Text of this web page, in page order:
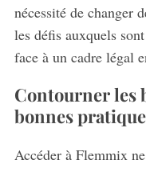
nécessité de changer
les défis auxquels
face à un cadre légal
Contourner les
bonnes
Accéder à Flemmix